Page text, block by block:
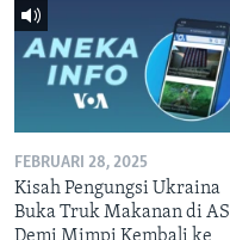
FEBRUARI 28, 2025
Kisah Pengungsi Ukraina
Buka Truk Makanan di AS